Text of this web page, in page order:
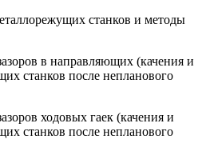
станков и методы
в направляющих (качения и
станков после непланового
ходовых гаек (качения и
станков после непланового